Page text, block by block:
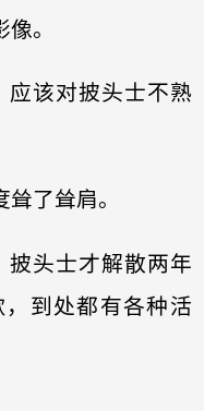
。
应该对披头士不熟
了耸肩。
披头士才解散两年
到处都有各种活